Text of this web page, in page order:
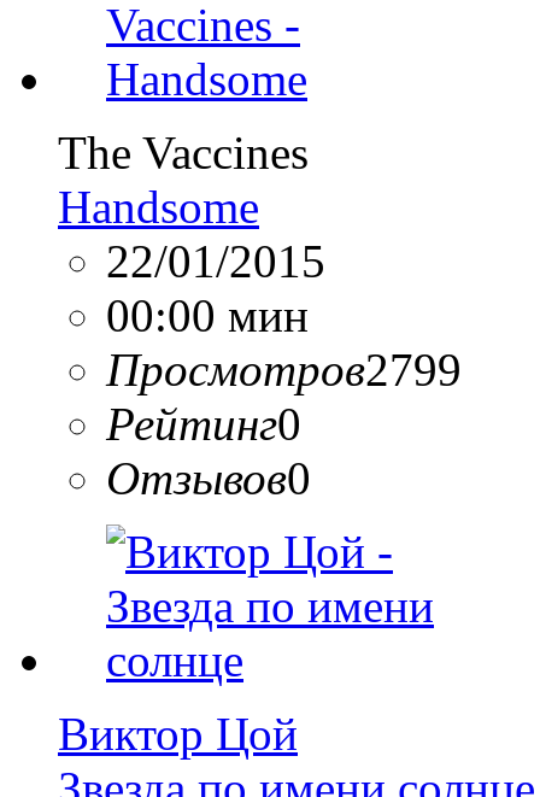
The Vaccines
Handsome
22/01/2015
00:00 мин
Просмотров2799
Рейтинг0
Отзывов0
Виктор Цой